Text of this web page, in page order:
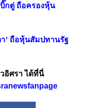
กตู่ ถือครองหุ้น
’ ถือหุ้นสัมปทานรัฐ
อิศรา ได้ที่นี่